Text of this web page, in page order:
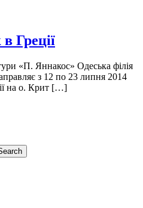
Греції
«П. Яннакос» Одеська філія
з 12 по 23 липня 2014
на о. Крит […]